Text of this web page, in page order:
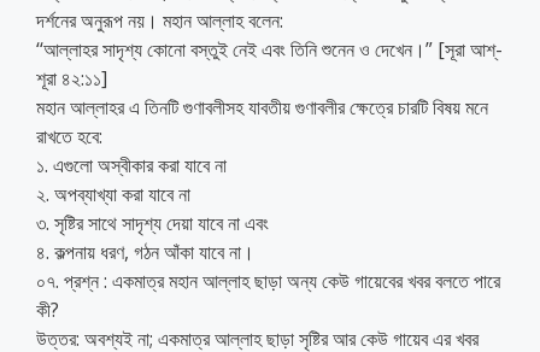
দর্শনের অনুরূপ নয়। মহান আল্লাহ বলেন:
‘‘আল্লাহর সাদৃশ্য কোনো বস্তুই নেই এবং তিনি শুনেন ও দেখেন।” [সূরা আশ্-
শূরা ৪২:১১]
মহান আল্লাহর এ তিনটি গুণাবলীসহ যাবতীয় গুণাবলীর ক্ষেত্রে চারটি বিষয় মনে
রাখতে হবে:
১. এগুলো অস্বীকার করা যাবে না
২. অপব্যাখ্যা করা যাবে না
৩. সৃষ্টির সাথে সাদৃশ্য দেয়া যাবে না এবং
৪. কল্পনায় ধরণ, গঠন আঁকা যাবে না।
০৭. প্রশ্ন : একমাত্র মহান আল্লাহ ছাড়া অন্য কেউ গায়েবের খবর বলতে পারে
কী?
উত্তর: অবশ্যই না; একমাত্র আল্লাহ ছাড়া সৃষ্টির আর কেউ গায়েব এর খবর